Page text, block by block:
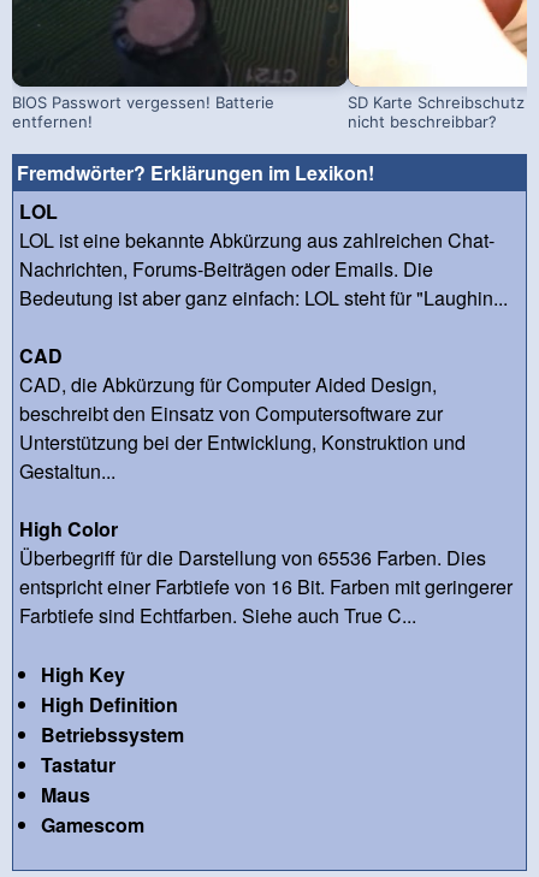
BIOS Passwort vergessen! Batterie
entfernen!
SD Karte Schreibschutz
nicht beschreibbar?
Fremdwörter? Erklärungen im Lexikon!
LOL
LOL ist eine bekannte Abkürzung aus zahlreichen Chat-
Nachrichten, Forums-Beiträgen oder Emails. Die
Bedeutung ist aber ganz einfach: LOL steht für "Laughin...
CAD
CAD, die Abkürzung für Computer Aided Design,
beschreibt den Einsatz von Computersoftware zur
Unterstützung bei der Entwicklung, Konstruktion und
Gestaltun...
High Color
Überbegriff für die Darstellung von 65536 Farben. Dies
entspricht einer Farbtiefe von 16 Bit. Farben mit geringerer
Farbtiefe sind Echtfarben. Siehe auch True C...
High Key
High Definition
Betriebssystem
Tastatur
Maus
Gamescom